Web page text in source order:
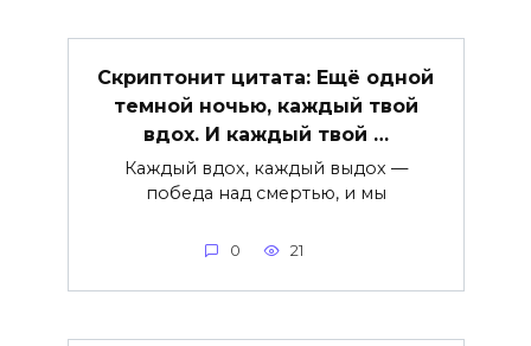
Скриптонит цитата: Ещё одной
темной ночью, каждый твой
вдох. И каждый твой …
Каждый вдох, каждый выдох —
победа над смертью, и мы
0 21